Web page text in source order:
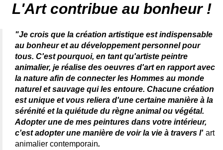
L'Art contribue au bonheur !
"Je crois que la création artistique est indispensable
au bonheur et au développement personnel pour
tous. C'est pourquoi, en tant qu'artiste peintre
animalier, je réalise des oeuvres d'art en rapport avec
la nature afin de connecter les Hommes au monde
naturel et sauvage qui les entoure. Chacune création
est unique et vous reliera d'une certaine manière à la
sérénité et la quiétude du règne animal ou végétal.
Adopter une de mes peintures dans votre intérieur,
c'est adopter une manière de voir la vie à travers l' art
animalier contemporain.